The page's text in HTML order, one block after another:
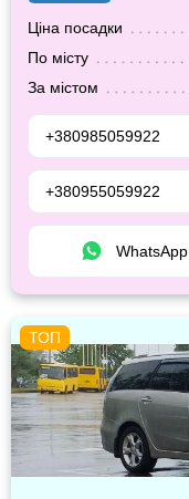
Ціна посадки
По місту
За містом
+380985059922
+380955059922
WhatsApp